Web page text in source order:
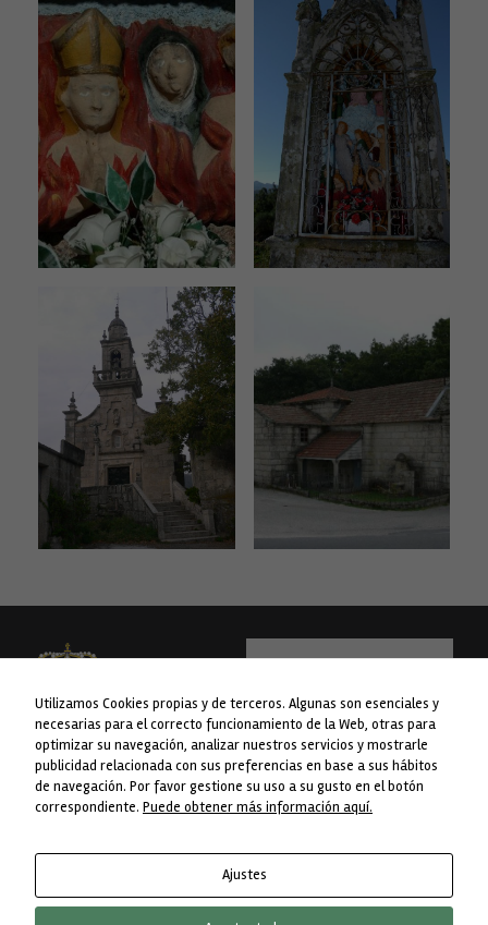
Concello da Lama
Avda. do Concello nº 1
WEB financiada pola Liña 1 do Plan
Concellos da Deputación de
Pontevedra.
Utilizamos Cookies propias y de terceros. Algunas son esenciales y
necesarias para el correcto funcionamiento de la Web, otras para
optimizar su navegación, analizar nuestros servicios y mostrarle
publicidad relacionada con sus preferencias en base a sus hábitos
de navegación. Por favor gestione su uso a su gusto en el botón
correspondiente. Puede obtener más información aquí.
Ajustes